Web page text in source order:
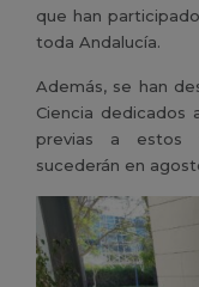
que han
toda Andalucía.
Además, se han
Ciencia dedicados
previas a estos
sucederán en